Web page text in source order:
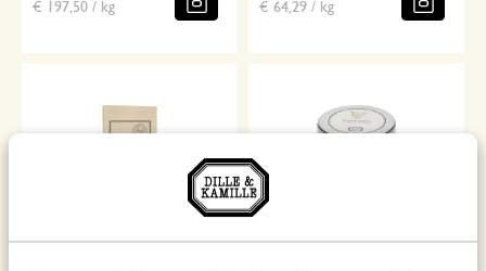
€ 197,50 / kg
€ 64,29 / kg